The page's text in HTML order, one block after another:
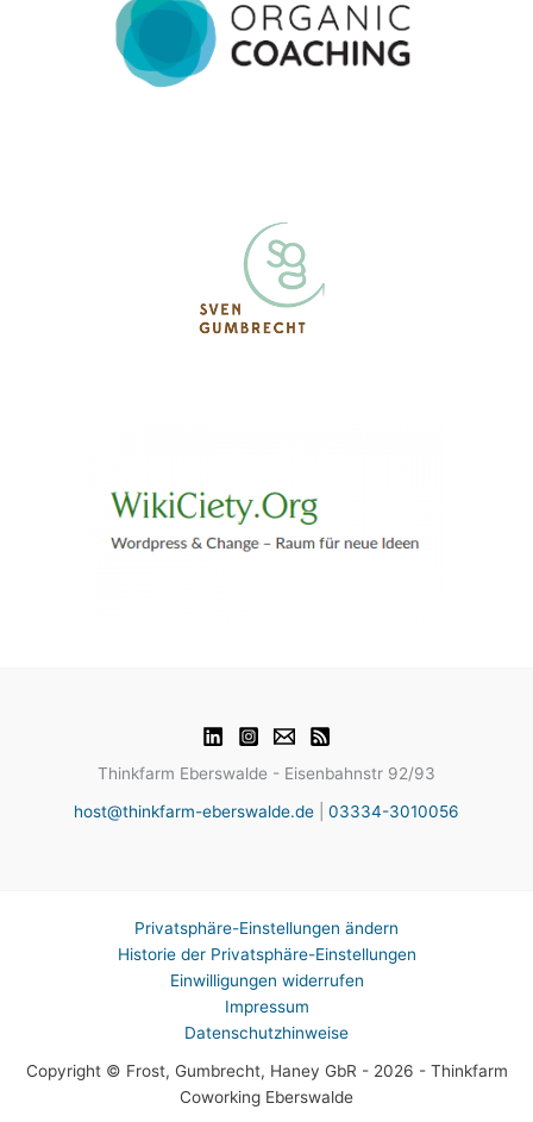
Thinkfarm Eberswalde - Eisenbahnstr 92/93
host@thinkfarm-eberswalde.de
03334-3010056
Privatsphäre-Einstellungen ändern
Historie der Privatsphäre-Einstellungen
Einwilligungen widerrufen
Impressum
Datenschutzhinweise
Copyright © Frost, Gumbrecht, Haney GbR - 2026 - Thinkfarm
Coworking Eberswalde